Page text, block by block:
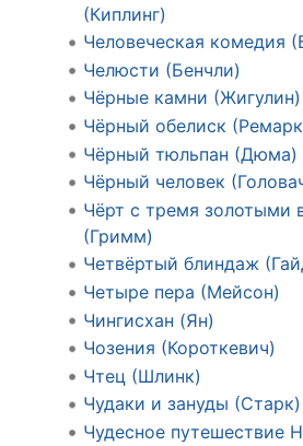
(Киплинг)
Человеческая комедия
Челюсти (Бенчли)
Чёрные камни (Жигулин)
Чёрный обелиск
Чёрный тюльпан (Дюма)
Чёрный человек
Чёрт с тремя золотыми
(Гримм)
Четвёртый блиндаж
Четыре пера (Мейсон)
Чингисхан (Ян)
Чозения (Короткевич)
Чтец (Шлинк)
Чудаки и зануды (Старк)
Чудесное путешествие